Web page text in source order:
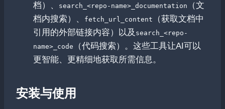
档）、
search_<repo-name>_documentation
（文
档内搜索）、
fetch_url_content
（获取文档中
引用的外部链接内容）以及 search_<repo-
name>_code
（代码搜索）。这些工具让AI可以
更智能、更精细地获取所需信息。
安装与使用